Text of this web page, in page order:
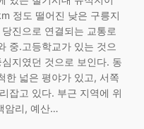
정도 떨어진 낮은 구릉지
진으로 연결되는 교통로
중.고등학교가 있는 것으
지였던 것으로 보인다. 동
한 넓은 평야가 있고, 서쪽
잡고 있다. 부근 지역에 위
암리, 예산…